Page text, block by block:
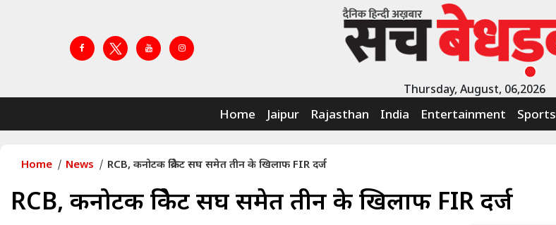
Thursday, August, 06,2026
Home Jaipur Rajasthan India Entertainment Sports
Home News RCB, कनोटक क्रिकेट सघ समेत तीन के खिलाफ FIR दर्ज
RCB, कनोटक क्रिकेट सघ समेत तीन के खिलाफ FIR दर्ज